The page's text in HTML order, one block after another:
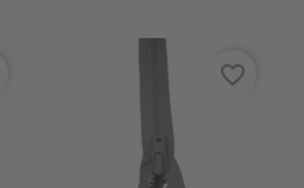
favorite_border